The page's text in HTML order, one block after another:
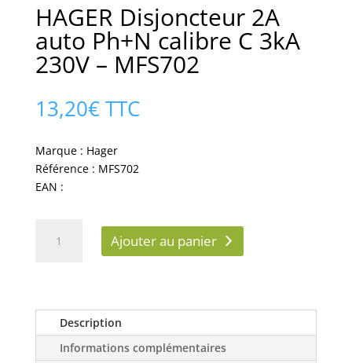
HAGER Disjoncteur 2A
auto Ph+N calibre C 3kA
230V – MFS702
13,20€ TTC
Marque : Hager
Référence : MFS702
EAN :
Ph+N
calibre
Ajouter au panier
Description
Informations complémentaires